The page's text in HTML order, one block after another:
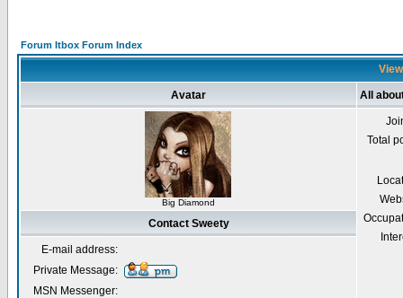
Forum Itbox Forum Index
Avatar All
Big Diamond
Total
Contact Sweety
E-mail address:
Private Message:
MSN Messenger: